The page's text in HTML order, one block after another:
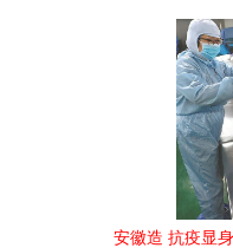
安徽造 抗疫显